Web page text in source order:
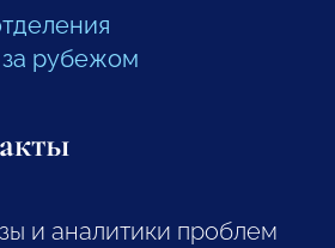
рубежом
и аналитики проблем